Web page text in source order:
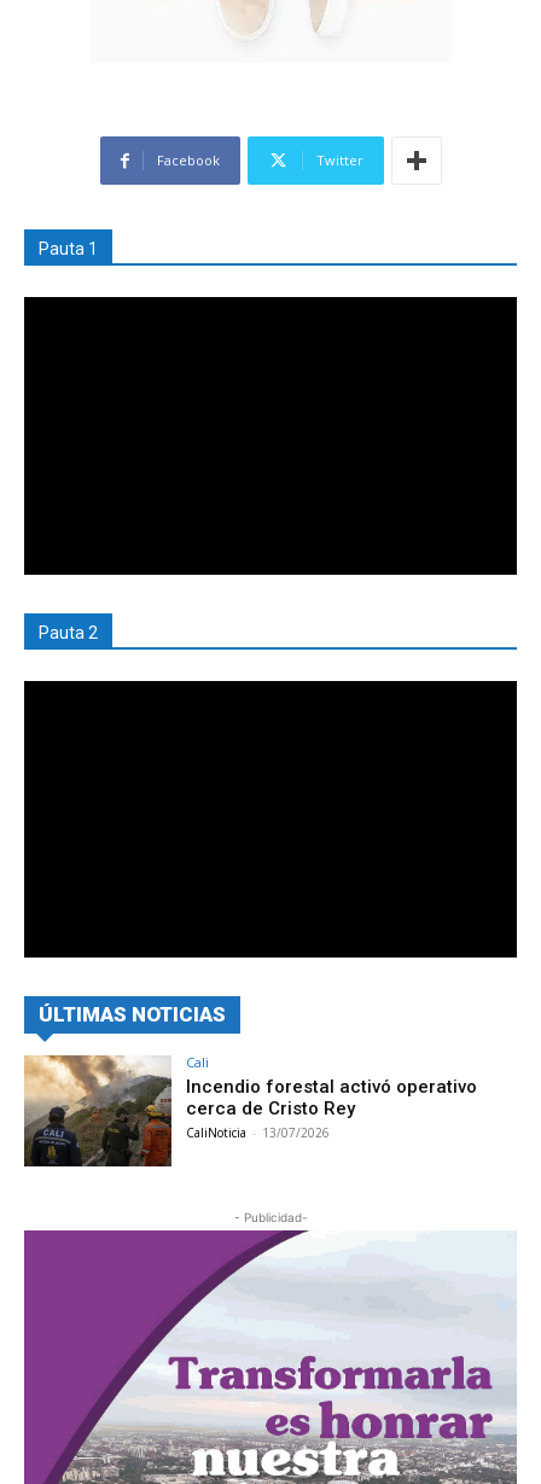
Facebook Twitter
Pauta 1
Pauta 2
ÚLTIMAS NOTICIAS
Cali
Incendio forestal activó operativo
cerca de Cristo Rey
CaliNoticia - 13/07/2026
- Publicidad-